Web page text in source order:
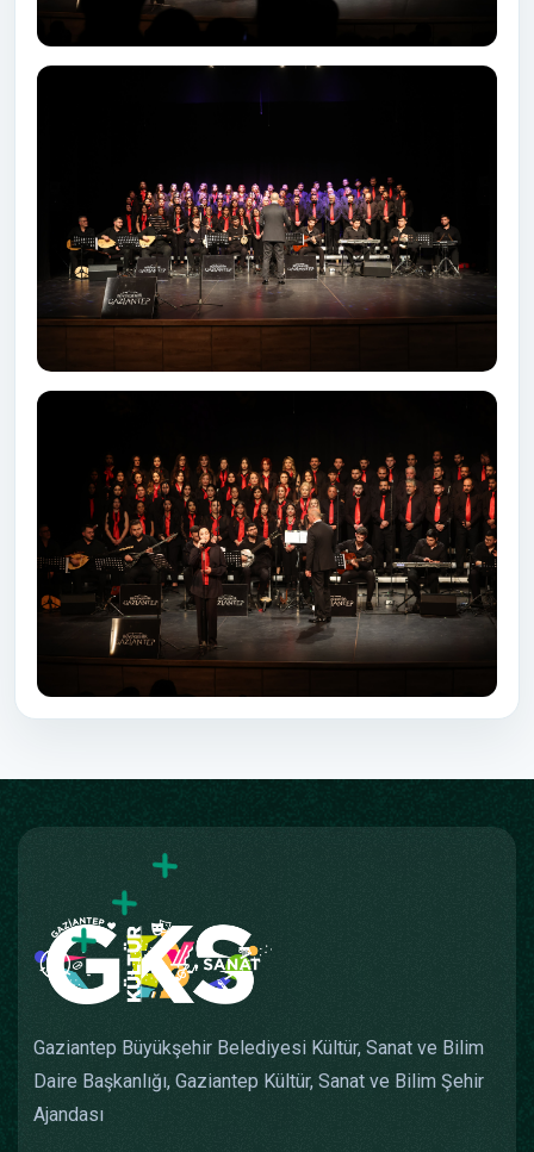
Gaziantep Büyükşehir Belediyesi Kültür, Sanat ve Bilim
Daire Başkanlığı, Gaziantep Kültür, Sanat ve Bilim Şehir
Ajandası